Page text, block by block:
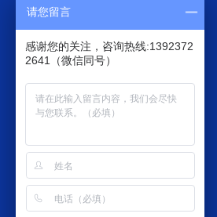
加州65检测咨询
CPSIA检测咨询
MSDS测试咨询
电池指令测试咨询
欧盟PPWR新包装法规
英国认证
日本认证
请您留言
感谢您的关注，咨询热线:1392372
2641（微信同号）